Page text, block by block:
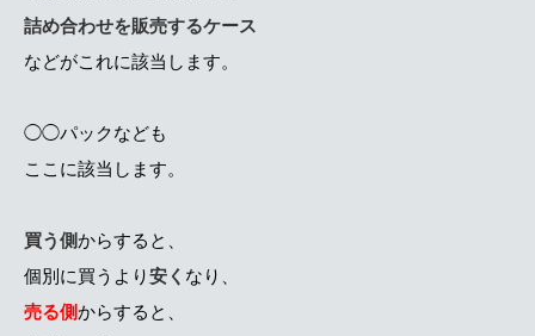
詰め合わせを販売するケース
などがこれに該当します。
◯◯パックなども
ここに該当します。
買う側からすると、
個別に買うより安く なり、
売る側からすると、